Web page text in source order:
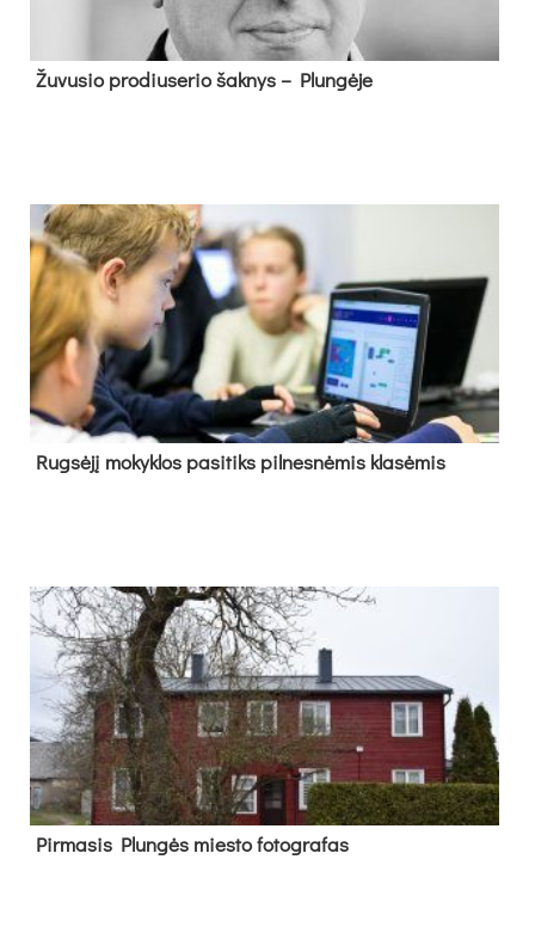
Žu­vu­sio pro­diu­se­rio šak­nys – Plun­gė­je
Rug­sė­jį mo­kyk­los pa­si­tiks pil­nes­nė­mis kla­sė­mis
Pir­ma­sis Plun­gės mies­to fo­tog­ra­fas